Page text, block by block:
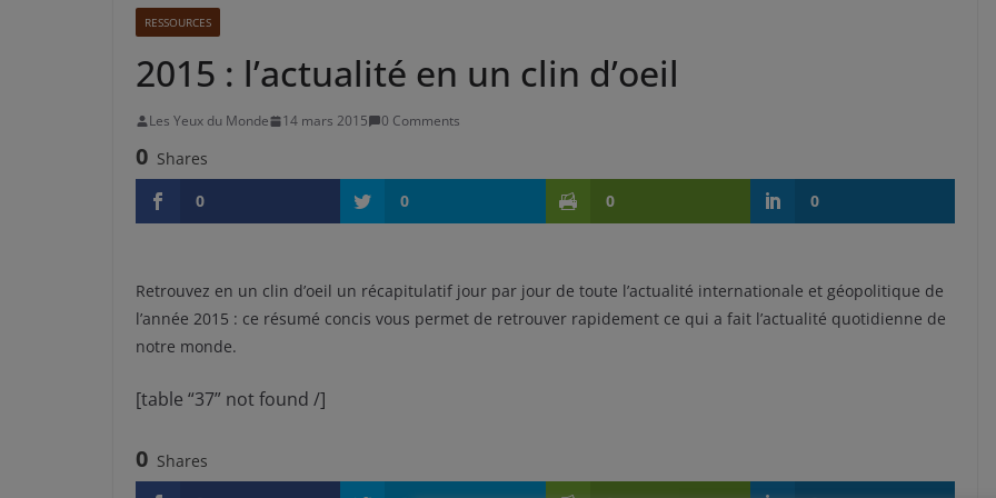
RESSOURCES
2015 : l’actualité en un clin d’oeil
Les Yeux du Monde 14 mars 2015 0 Comments
0 Shares
0
0 0 0
Retrouvez en un clin d’oeil un récapitulatif jour par jour de toute l’actualité internationale et géopolitique de
l’année 2015 : ce résumé concis vous permet de retrouver rapidement ce qui a fait l’actualité quotidienne de
notre monde.
[table “37” not found /]
0 Shares